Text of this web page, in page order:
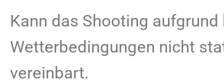
Kann das Shooting
Wetterbedingungen nicht
vereinbart.